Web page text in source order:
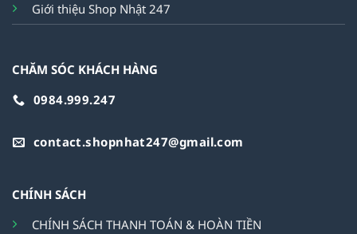
Giới thiệu Shop Nhật 247
CHĂM SÓC KHÁCH HÀNG
0984.999.247
contact.shopnhat247@gmail.com
CHÍNH SÁCH
CHÍNH SÁCH THANH TOÁN & HOÀN TIỀN